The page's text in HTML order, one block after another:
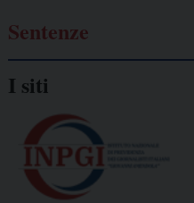
Sentenze
I siti